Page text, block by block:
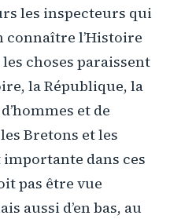
les inspecteurs qui
connaître l’Histoire
choses paraissent
la République, la
et de
Bretons et les
dans ces
pas être vue
aussi d’en bas, au